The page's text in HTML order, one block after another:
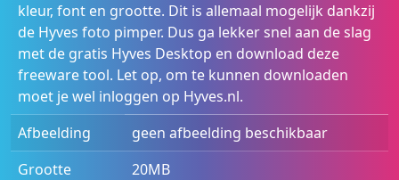
kleur, font en grootte. Dit is allemaal mogelijk dankzij
de Hyves foto pimper. Dus ga lekker snel aan de slag
met de gratis Hyves Desktop en download deze
freeware tool. Let op, om te kunnen downloaden
moet je wel inloggen op Hyves.nl.
Afbeelding
geen afbeelding beschikbaar
Grootte
20MB